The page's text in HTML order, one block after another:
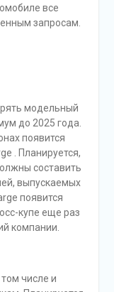
все
запросам.
модельный
до 2025 года.
появится
. Планируется,
составить
выпускаемых
появится
купе еще раз
компании.
числе и